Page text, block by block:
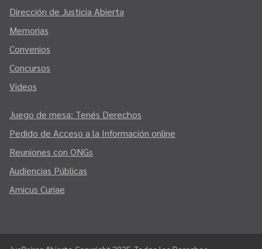
Dirección de Justicia Abierta
Memorias
Convenios
Concursos
Videos
Juego de mesa: Tenés Derechos
Pedido de Acceso a la Información online
Reuniones con ONGs
Audiencias Públicas
Amicus Curiae